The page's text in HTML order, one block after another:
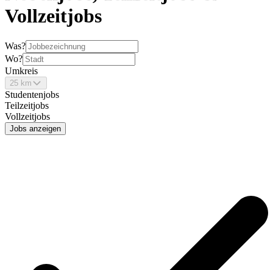
Vollzeitjobs
Was?
Wo?
Umkreis
25 km
Studentenjobs
Teilzeitjobs
Vollzeitjobs
Jobs anzeigen